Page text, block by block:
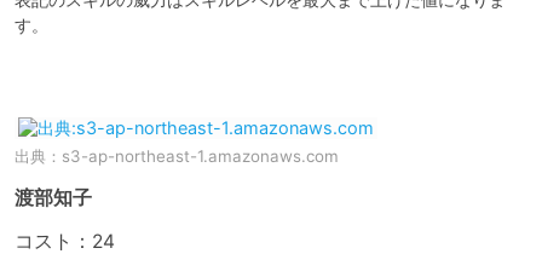
す。
出典： s3-ap-northeast-1.amazonaws.com
渡部知子
コスト：24